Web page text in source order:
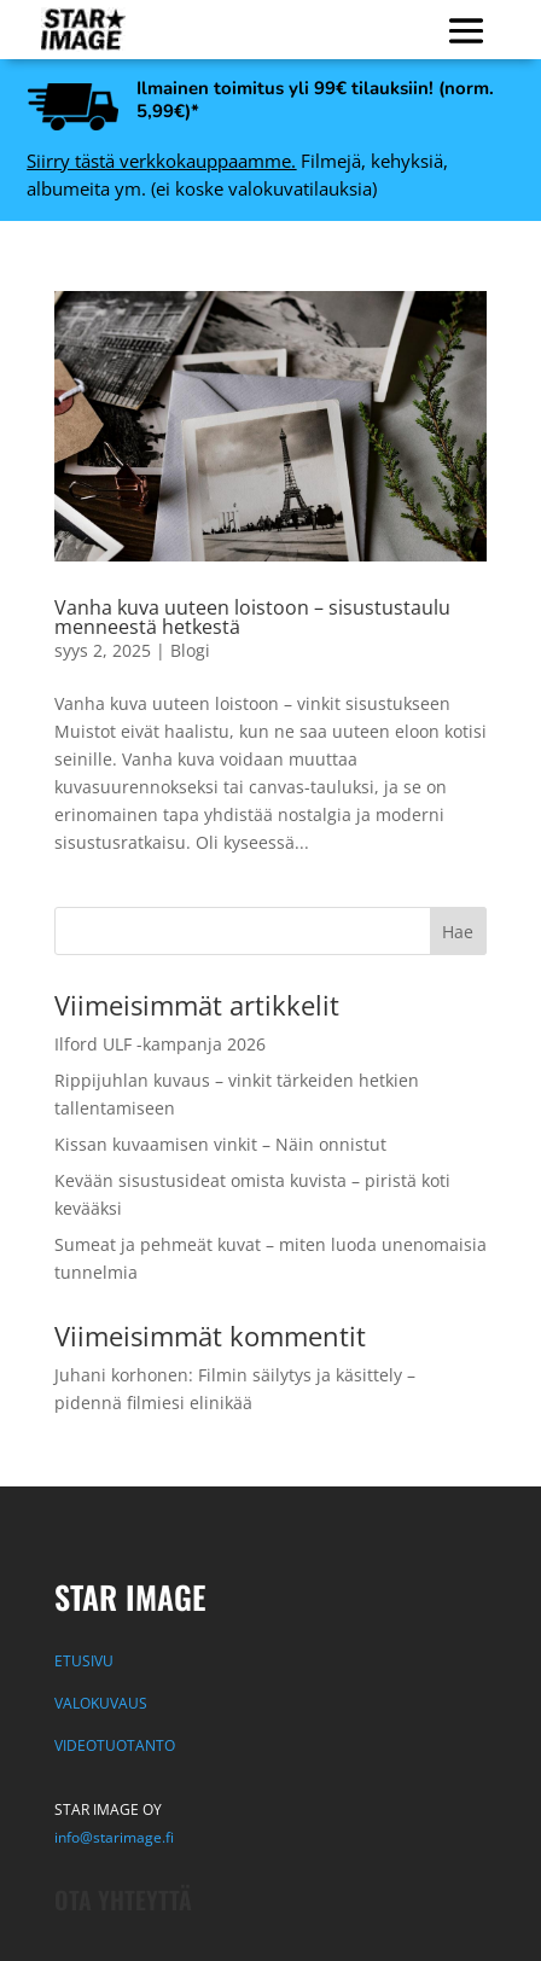
Ilmainen toimitus yli 99€ tilauksiin! (norm.
5,99€)*
Siirry tästä verkkokauppaamme. Filmejä, kehyksiä,
albumeita ym. (ei koske valokuvatilauksia)
Vanha kuva uuteen loistoon – sisustustaulu
menneestä hetkestä
syys 2, 2025| Blogi
Vanha kuva uuteen loistoon – vinkit sisustukseen
Muistot eivät haalistu, kun ne saa uuteen eloon kotisi
seinille. Vanha kuva voidaan muuttaa
kuvasuurennokseksi tai canvas-tauluksi, ja se on
erinomainen tapa yhdistää nostalgia ja moderni
sisustusratkaisu. Oli kyseessä...
Viimeisimmät artikkelit
Ilford ULF -kampanja 2026
Rippijuhlan kuvaus – vinkit tärkeiden hetkien
tallentamiseen
Kissan kuvaamisen vinkit – Näin onnistut
Kevään sisustusideat omista kuvista – piristä koti
kevääksi
Sumeat ja pehmeät kuvat – miten luoda unenomaisia
tunnelmia
Viimeisimmät kommentit
Juhani korhonen: Filmin säilytys ja käsittely –
pidennä filmiesi elinikää
STAR IMAGE
ETUSIVU
VALOKUVAUS
VIDEOTUOTANTO
STAR IMAGE OY
info@starimage.fi
Art Link Decoline
valokuvakehys, musta -
50 x 70 cm
17,90€ + LISÄÄ